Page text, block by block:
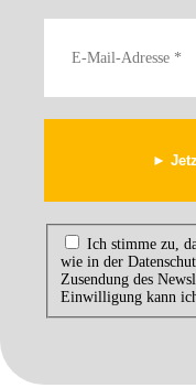
Ich stimme zu,
wie in der
Zusendung des
Einwilligung kann